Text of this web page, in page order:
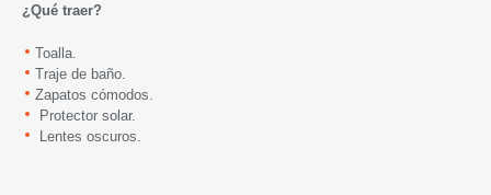
¿Qué traer?
Toalla.
Traje de baño.
Zapatos cómodos.
Protector solar.
Lentes oscuros.